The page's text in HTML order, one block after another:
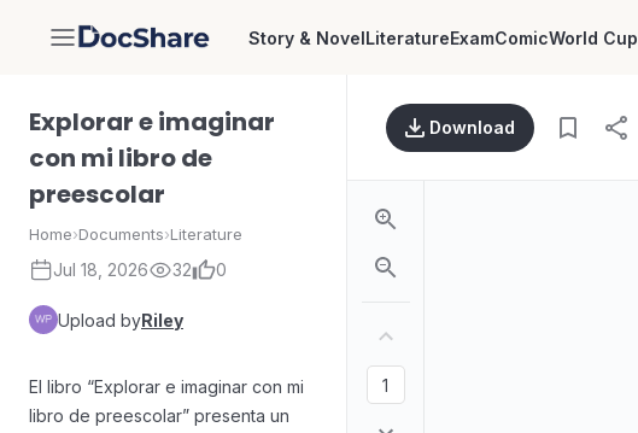
DocShare Story & NovelLiteratureExamComicWorld Cup
Explorar e imaginar
con mi libro de
preescolar
Home›Documents›Literature
Jul 18, 2026 32 0
Upload byRiley
El libro “Explorar e imaginar con mi
libro de preescolar” presenta un
Download